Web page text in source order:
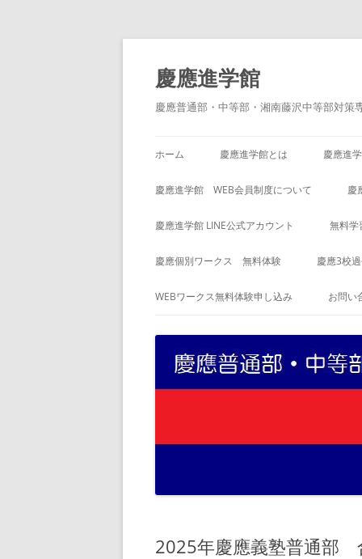
コ
テ
ン
ツ
へ
ス
慶應進学館
慶應普通部・中等部・湘南藤沢中等部対
ホーム 慶應進学館とは 慶應進
慶應進学館 WEB会員制度について 慶
慶應進学館 LINE公式アカウント 無料学
慶應個別ワークス 無料体験 慶應3校
WEBワークス無料体験申し込み お問い
2025年慶應義塾普通部